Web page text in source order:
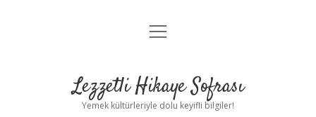
Anasayfa
Yasal Uyarı
menüyü
Lezzetli Hikaye Sofrası
Yemek kültürleriyle dolu keyifli bilgiler!